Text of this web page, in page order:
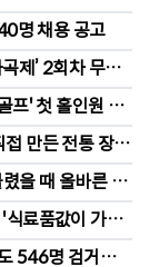
명 채용 공고
제’ 2회차 무대
프' 첫 홀인원 주
만든 전통 장류
을 때 올바른 대
료품값이 가장
546명 검거…